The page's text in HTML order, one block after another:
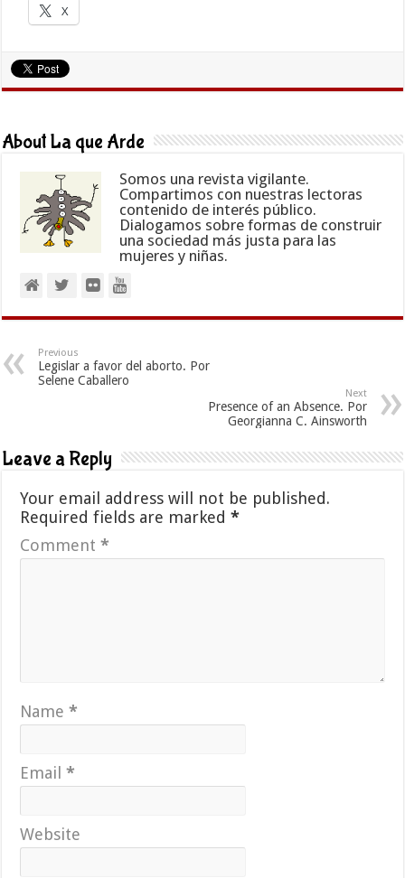
X
About La que Arde
Somos una revista vigilante.
Compartimos con nuestras lectoras
contenido de interés público.
Dialogamos sobre formas de construir
una sociedad más justa para las
mujeres y niñas.
Previous
Legislar a favor del aborto. Por
Selene Caballero
Next
Presence of an Absence. Por
Georgianna C. Ainsworth
Leave a Reply
Your email address will not be published.
Required fields are marked*
Comment*
Name*
Email*
Website